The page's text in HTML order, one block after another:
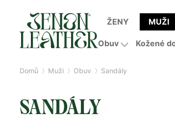
ŽENY MUŽI
Obuv Kožené
Domů Muži Obuv Sandály
SANDÁLY